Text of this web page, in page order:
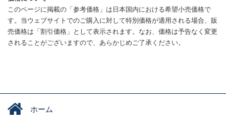
このページに掲載の「参考価格」は日本国内における希望小売価格で
す。当ウェブサイトでのご購入に対して特別価格が適用される場合、販
売価格は「割引価格」として表示されます。なお、価格は予告なく変更
されることがございますので、あらかじめご了承ください。
ホーム